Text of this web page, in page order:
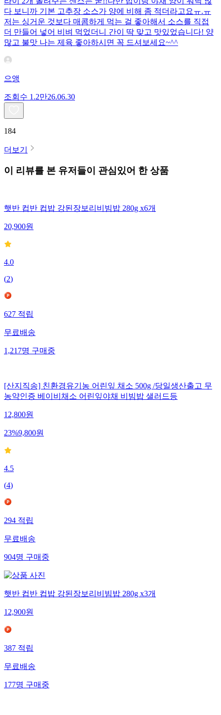
다 보니까 기본 고추장 소스가 양에 비해 좀 적더라고요ㅠ.ㅠ
저는 싱거운 것보다 매콤하게 먹는 걸 좋아해서 소스를 직접
더 만들어 넣어 비벼 먹었더니 간이 딱 맞고 맛있었습니다! 양
많고 불맛 나는 제육 좋아하시면 꼭 드셔보세요~^^
으앵
조회수 1.2만26.06.30
184
더보기
이 리뷰를 본 유저들이 관심있어 한 상품
햇반 컵반 컵밥 강된장보리비빔밥 280g x6개
20,900원
4.0
(2)
627 적립
무료배송
1,217명 구매중
[산지직송] 친환경유기농 어린잎 채소 500g /당일생산출고 무
농약인증 베이비채소 어린잎야채 비빔밥 샐러드등
12,800원
23%9,800원
4.5
(4)
294 적립
무료배송
904명 구매중
햇반 컵반 컵밥 강된장보리비빔밥 280g x3개
12,900원
387 적립
무료배송
177명 구매중